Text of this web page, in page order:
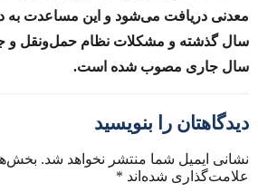
معدنی دریافت می‌شود و این مساعدت به
سال جاری مصوب شده است.
دیدگاهتان را بنویسید
نشانی ایمیل شما منتشر نخواهد شد.
علامت‌گذاری شده‌اند *